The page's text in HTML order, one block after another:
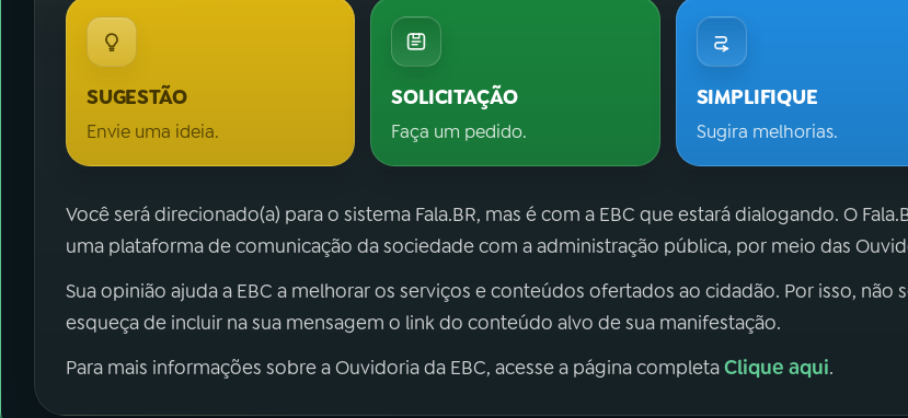
SUGESTÃO
Envie uma ideia.
SOLICITAÇÃO
Faça um pedido.
SIMPLIFIQUE
Sugira melhorias.
Você será direcionado(a) para o sistema Fala.BR, mas é com a EBC que estará dialogando. O
uma plataforma de comunicação da sociedade com a administração pública, por meio das
Sua opinião ajuda a EBC a melhorar os serviços e conteúdos ofertados ao cidadão. Por isso, não
esqueça de incluir na sua mensagem o link do conteúdo alvo de sua manifestação.
Para mais informações sobre a Ouvidoria da EBC, acesse a página completaClique aqui.